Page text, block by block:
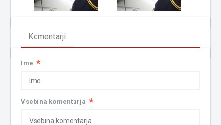
Komentarji
Ime *
Vsebina komentarja *